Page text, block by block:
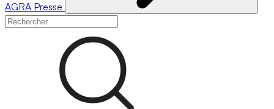
AGRA Presse